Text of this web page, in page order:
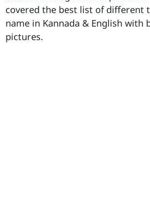
covered the best list of different
name in Kannada & English with
pictures.